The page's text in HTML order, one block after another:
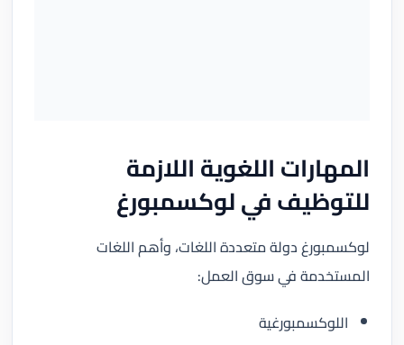
المهارات اللغوية اللازمة
للتوظيف في لوكسمبورغ
لوكسمبورغ دولة متعددة اللغات، وأهم اللغات
المستخدمة في سوق العمل:
اللوكسمبورغية